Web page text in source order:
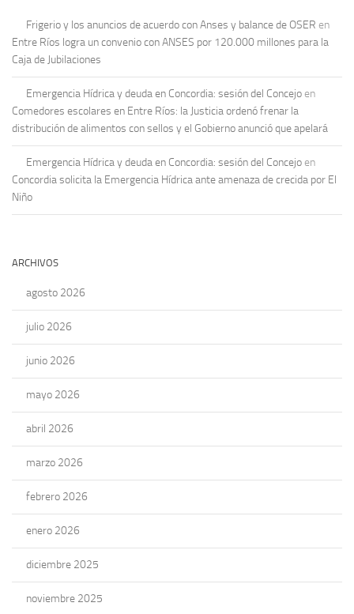
Frigerio y los anuncios de acuerdo con Anses y balance de OSER en
Entre Ríos logra un convenio con ANSES por 120.000 millones para la
Caja de Jubilaciones
Emergencia Hídrica y deuda en Concordia: sesión del Concejo en
Comedores escolares en Entre Ríos: la Justicia ordenó frenar la
distribución de alimentos con sellos y el Gobierno anunció que apelará
Emergencia Hídrica y deuda en Concordia: sesión del Concejo en
Concordia solicita la Emergencia Hídrica ante amenaza de crecida por El
Niño
ARCHIVOS
agosto 2026
julio 2026
junio 2026
mayo 2026
abril 2026
marzo 2026
febrero 2026
enero 2026
diciembre 2025
noviembre 2025